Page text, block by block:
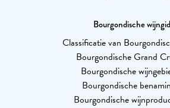
Bourgondische
Classificatie van
Bourgondische Grand
Bourgondische
Bourgondische
Bourgondische